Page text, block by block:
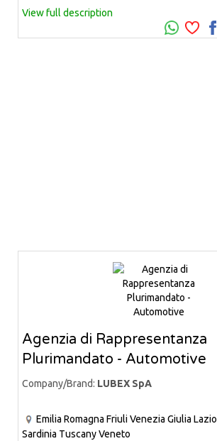
View full description
Agenzia di Rappresentanza
Plurimandato - Automotive
Company/Brand: LUBEX SpA
Emilia Romagna Friuli Venezia Giulia Lazio
Sardinia TuscanyVeneto